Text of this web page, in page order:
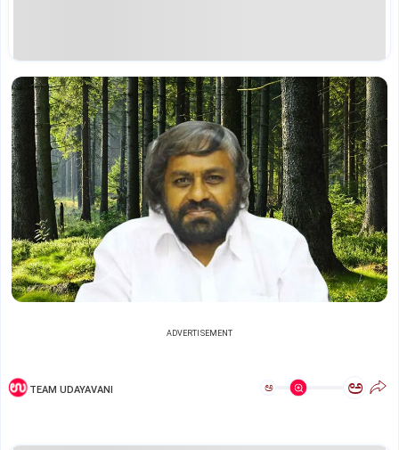
ADVERTISEMENT
TEAM UDAYAVANI ಅ ಅ